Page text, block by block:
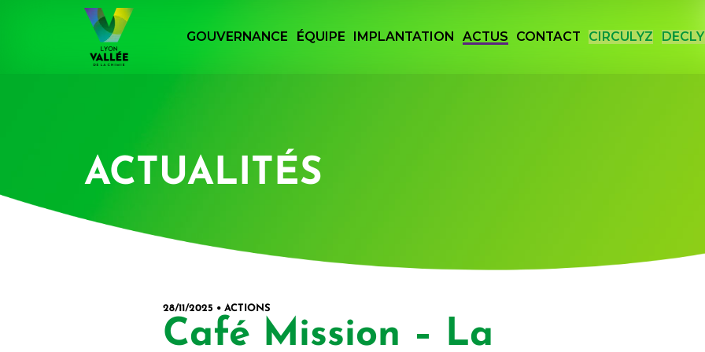
GOUVERNANCE ÉQUIPE IMPLANTATION ACTUS CONTACT CIRCULYZ
ACTUALITÉS
28/11/2025 • ACTIONS
Café Mission – La
Panneau de gestion des cookies